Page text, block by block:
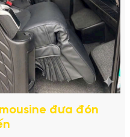
đưa đón